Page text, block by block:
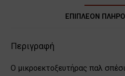
ΕΠΙΠΛΈΟΝ
Περιγραφή
Ο μικροεκτοξευτήρας παλ